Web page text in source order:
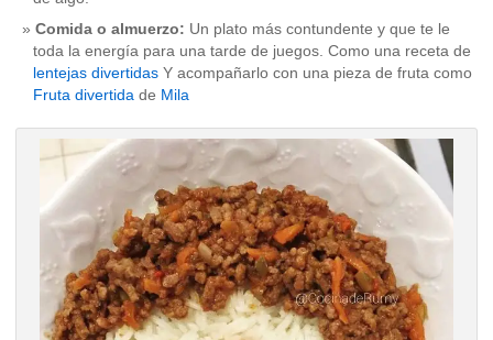
Comida o almuerzo: Un plato más contundente y que te le
toda la energía para una tarde de juegos. Como una receta de
lentejas divertidas Y acompañarlo con una pieza de fruta como
Fruta divertida de Mila